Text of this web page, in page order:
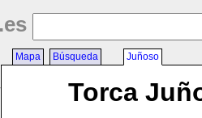
.es
Mapa Búsqueda Juñoso
Torca